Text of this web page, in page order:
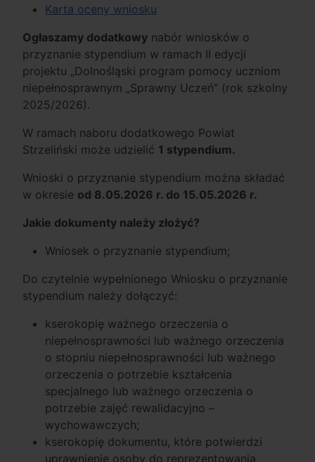
Karta oceny wniosku
Ogłaszamy dodatkowy nabór wniosków o
przyznanie stypendium w ramach II edycji
projektu „Dolnośląski program pomocy uczniom
niepełnosprawnym „Sprawny Uczeń” (rok szkolny
2025/2026).
W ramach naboru dodatkowego Powiat
Strzeliński może udzielić 1 stypendium.
Wnioski o przyznanie stypendium można składać
w okresie od 8.05.2026 r. do 15.05.2026 r.
Jakie dokumenty należy złożyć?
Wniosek o przyznanie stypendium;
Do czytelnie wypełnionego Wniosku o przyznanie
stypendium należy dołączyć:
kserokopię ważnego orzeczenia o
niepełnosprawności lub ważnego orzeczenia
o stopniu niepełnosprawności lub ważnego
orzeczenia o potrzebie kształcenia
specjalnego lub ważnego orzeczenia o
potrzebie zajęć rewalidacyjno –
wychowawczych;
kserokopię dokumentu, które potwierdzi
uprawnienie osoby do reprezentowania